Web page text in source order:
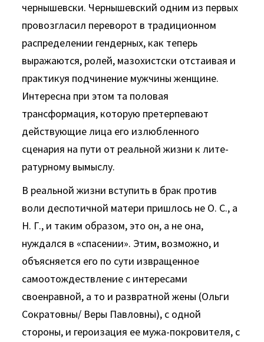
чернышевски. Чернышевский одним из первых
провозгласил переворот в традиционном
распределении гендерных, как те­перь
выражаются, ролей, мазохистски отстаивая и
практикуя подчинение мужчины женщине.
Интересна при этом та поло­вая
трансформация, которую претерпевают
действующие лица его излюбленного
сценария на пути от реальной жизни к лите­
ратурному вымыслу.
В реальной жизни вступить в брак против
воли деспотичной матери пришлось не О. С., а
Н. Г., и таким образом, это он, а не она,
нуждался в «спасении». Этим, возможно, и
объясняется его по сути извращенное
самоотождествление с интересами
своенравной, а то и развратной жены (Ольги
Сократовны/ Веры Павловны), с одной
стороны, и героизация ее мужа-покровите­ля, с